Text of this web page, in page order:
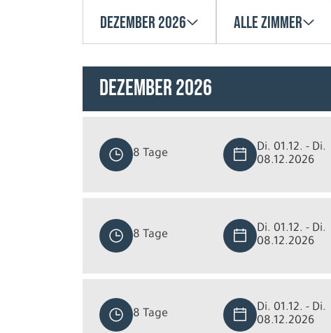
Dezember 2026 Alle Zimmer
Dezember 2026
8 Tage
Di. 01.12. - Di.
08.12.2026
8 Tage
Di. 01.12. - Di.
08.12.2026
8 Tage
Di. 01.12. - Di.
08.12.2026